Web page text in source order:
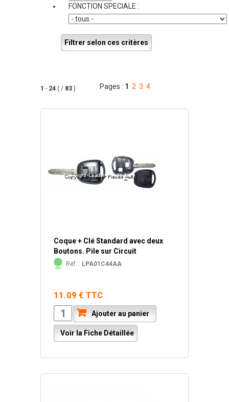
FONCTION SPECIALE :
Filtrer selon ces critères
1 - 24 ( / 83 ) Pages : 1 2 3 4
Coque + Clé Standard avec deux
Boutons. Pile sur Circuit
Réf. : LPA01C44AA
11.09 € TTC
Ajouter au panier
Voir la Fiche Détaillée